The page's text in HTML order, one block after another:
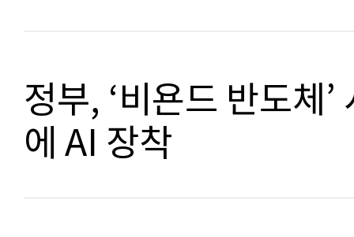
정부, ‘비욘드 반도
에 AI 장착